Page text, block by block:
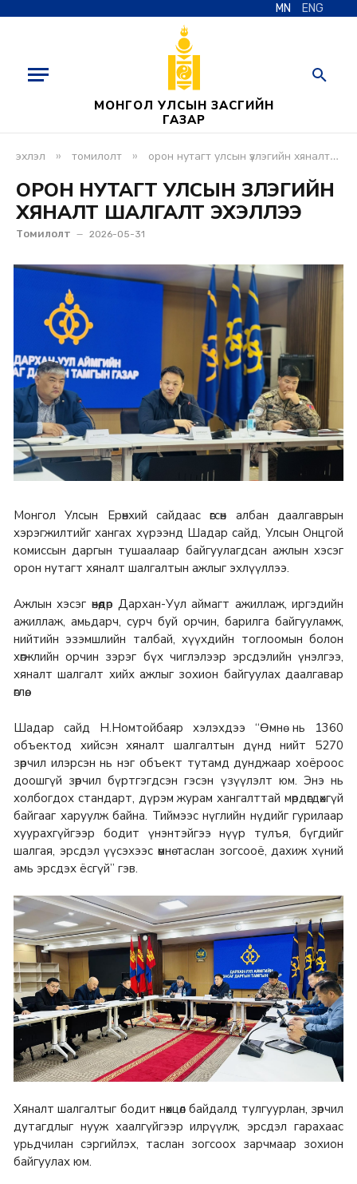
MN ENG
МОНГОЛ УЛСЫН ЗАСГИЙН
ГАЗАР
эхлэл » томилолт » орон нутагт улсын үзлэгийн хяналт шалгалт эхэллээ
ОРОН НУТАГТ УЛСЫН ҮЗЛЭГИЙН
ХЯНАЛТ ШАЛГАЛТ ЭХЭЛЛЭЭ
Томилолт 2026-05-31
Монгол Улсын Ерөнхий сайдаас өгсөн албан даалгаврын
хэрэгжилтийг хангах хүрээнд Шадар сайд, Улсын Онцгой
комиссын даргын тушаалаар байгуулагдсан ажлын хэсэг
орон нутагт хяналт шалгалтын ажлыг эхлүүллээ.
Ажлын хэсэг өнөөдөр Дархан-Уул аймагт ажиллаж, иргэдийн
ажиллаж, амьдарч, сурч буй орчин, барилга байгууламж,
нийтийн эзэмшлийн талбай, хүүхдийн тоглоомын болон
хөгжлийн орчин зэрэг бүх чиглэлээр эрсдэлийн үнэлгээ,
хяналт шалгалт хийх ажлыг зохион байгуулах даалгавар
өглөө.
Шадар сайд Н.Номтойбаяр хэлэхдээ “Өмнө нь 1360
объектод хийсэн хяналт шалгалтын дүнд нийт 5270
зөрчил илэрсэн нь нэг объект тутамд дунджаар хоёроос
доошгүй зөрчил бүртгэгдсэн гэсэн үзүүлэлт юм. Энэ нь
холбогдох стандарт, дүрэм журам хангалттай мөрдөгдөхгүй
байгааг харуулж байна. Тиймээс нүглийн нүдийг гурилаар
хуурахгүйгээр бодит үнэнтэйгээ нүүр тулъя, бүгдийг
шалгая, эрсдэл үүсэхээс өмнө таслан зогсооё, дахиж хүний
амь эрсдэх ёсгүй” гэв.
Хяналт шалгалтыг бодит нөхцөл байдалд тулгуурлан, зөрчил
дутагдлыг нууж хаалгүйгээр илрүүлж, эрсдэл гарахаас
урьдчилан сэргийлэх, таслан зогсоох зарчмаар зохион
байгуулах юм.